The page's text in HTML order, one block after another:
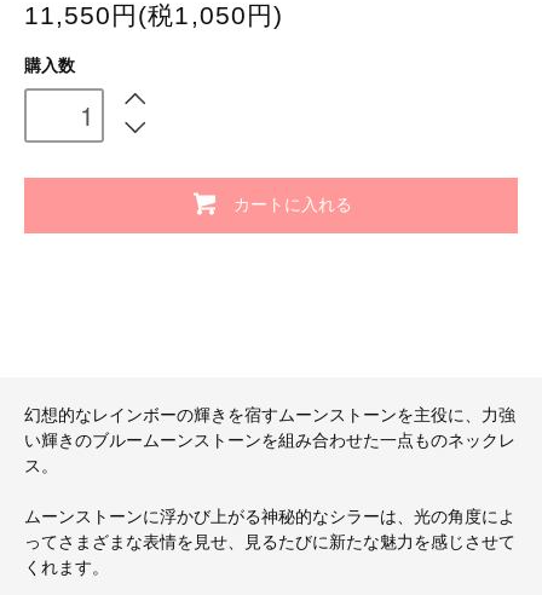
11,550円(税1,050円)
購入数
カートに入れる
幻想的なレインボーの輝きを宿すムーンストーンを主役に、力強
い輝きのブルームーンストーンを組み合わせた一点ものネックレ
ス。
ムーンストーンに浮かび上がる神秘的なシラーは、光の角度によ
ってさまざまな表情を見せ、見るたびに新たな魅力を感じさせて
くれます。